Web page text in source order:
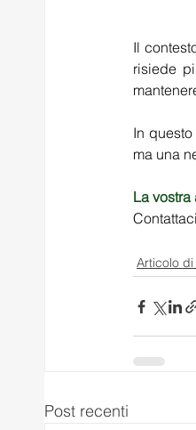
Il
risiede
In
ma una
La
Articolo
Post recenti